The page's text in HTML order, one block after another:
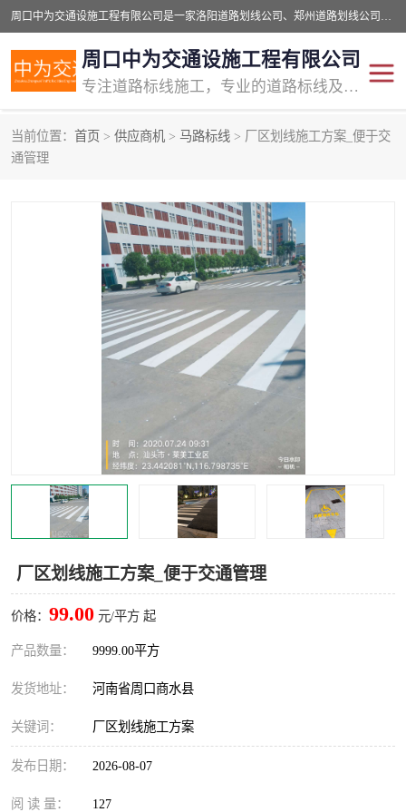
周口中为交通设施工程有限公司是一家洛阳道路划线公司、郑州道路划线公司、平顶山道路车位划线公司、开封车位划线公司、许昌道路车位划线公司、漯河道路车位划线公司，公司始终坚持“诚信、匠心、专注”的宗旨；我们的经营理念是：的服务。
周口中为交通设施工程有限公司
专注道路标线施工，专业的道路标线及交通设施施工服务商!
当前位置： 首页 > 供应商机 > 马路标线 > 厂区划线施工方案_便于交
通管理
厂区划线施工方案_便于交通管理
价格： 99.00 元/平方 起
产品数量： 9999.00平方
发货地址： 河南省周口商水县
关键词： 厂区划线施工方案
发布日期： 2026-08-07
阅 读 量： 127
交通道路标线
道路标线划线 马路标线
道路划线